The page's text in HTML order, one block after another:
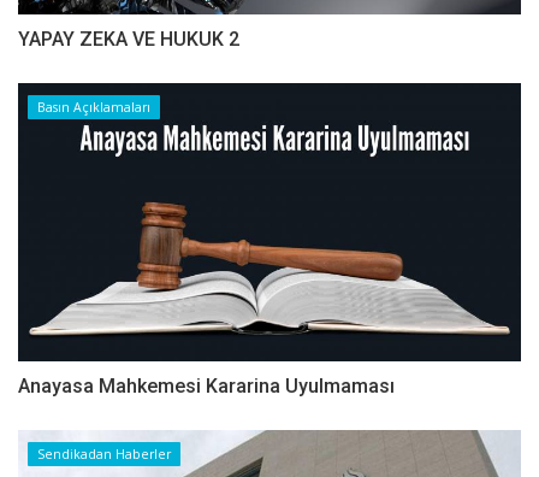
YAPAY ZEKA VE HUKUK 2
Basın Açıklamaları
Anayasa Mahkemesi Kararina Uyulmaması
Sendikadan Haberler